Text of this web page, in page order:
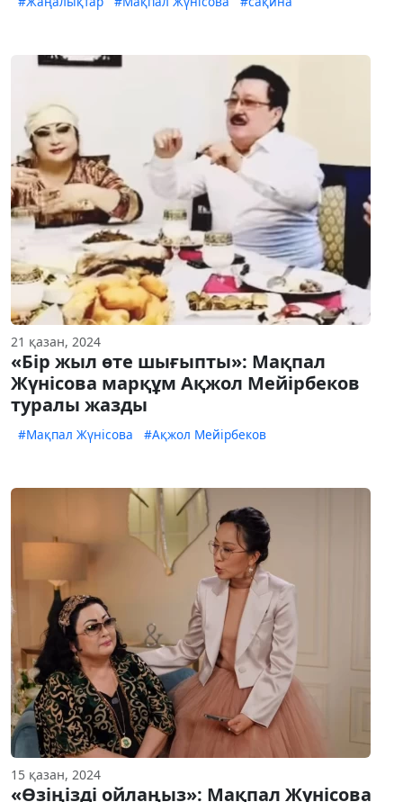
21 қазан, 2024
«Бір жыл өте шығыпты»: Мақпал
Жүнісова марқұм Ақжол Мейірбеков
туралы жазды
#Мақпал Жүнісова #Ақжол Мейірбеков
15 қазан, 2024
«Өзіңізді ойлаңыз»: Мақпал Жүнісова